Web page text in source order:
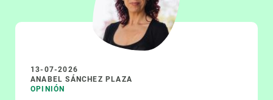
13-07-2026
ANABEL SÁNCHEZ PLAZA
OPINIÓN